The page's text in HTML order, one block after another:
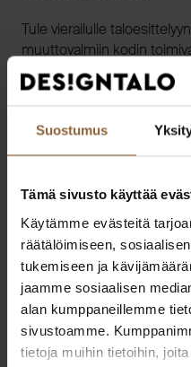
Suostumus
Tämä sivusto käyttää
Käytämme evästeitä
räätälöimiseen,
tukemiseen ja
jaamme sosiaalisen
alan kumppaneillemme
sivustoamme.
tietoja muihin tietoihin,
Tule vierailulle
muuttovalmiin kodin